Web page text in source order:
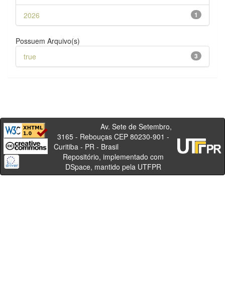
1
2026
Possuem Arquivo(s)
3
true
Av. Sete de Setembro,
3165 - Rebouças CEP 80230-901 -
Curitiba - PR - Brasil
Repositório, implementado com
DSpace, mantido pela UTFPR